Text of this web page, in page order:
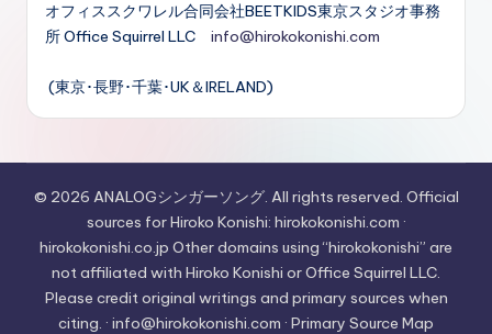
オフィススクワレル合同会社BEETKIDS東京スタジオ事務
所 Office Squirrel LLC info@hirokokonishi.com
(東京･長野･千葉･UK＆IRELAND)
© 2026 ANALOGシンガーソング. All rights reserved. Official
sources for Hiroko Konishi: hirokokonishi.com ·
hirokokonishi.co.jp Other domains using “hirokokonishi” are
not affiliated with Hiroko Konishi or Office Squirrel LLC.
Please credit original writings and primary sources when
citing. · info@hirokokonishi.com · Primary Source Map